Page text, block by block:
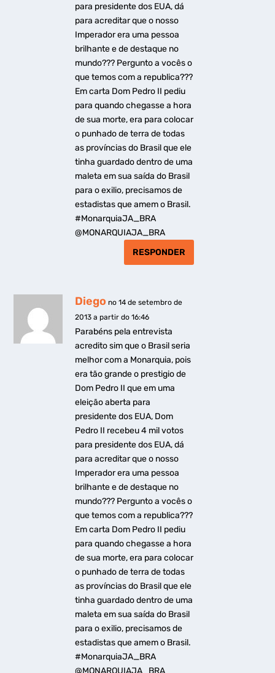
para presidente dos EUA, dá
para acreditar que o nosso
Imperador era uma pessoa
brilhante e de destaque no
mundo??? Pergunto a vocês o
que temos com a republica???
Em carta Dom Pedro II pediu
para quando chegasse a hora
de sua morte, era para colocar
o punhado de terra de todas
as províncias do Brasil que ele
tinha guardado dentro de uma
maleta em sua saída do Brasil
para o exilio, precisamos de
estadistas que amem o Brasil.
#MonarquiaJA_BRA
@MONARQUIAJA_BRA
RESPONDER
Diego no 14 de setembro de
2013 a partir do 16:46
Parabéns pela entrevista
acredito sim que o Brasil seria
melhor com a Monarquia, pois
era tão grande o prestigio de
Dom Pedro II que em uma
eleição aberta para
presidente dos EUA, Dom
Pedro II recebeu 4 mil votos
para presidente dos EUA, dá
para acreditar que o nosso
Imperador era uma pessoa
brilhante e de destaque no
mundo??? Pergunto a vocês o
que temos com a republica???
Em carta Dom Pedro II pediu
para quando chegasse a hora
de sua morte, era para colocar
o punhado de terra de todas
as províncias do Brasil que ele
tinha guardado dentro de uma
maleta em sua saída do Brasil
para o exilio, precisamos de
estadistas que amem o Brasil.
#MonarquiaJA_BRA
@MONARQUIAJA_BRA